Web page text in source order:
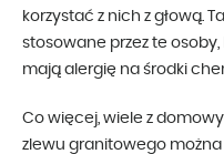
korzystać z nich z głową.
stosowane przez te
mają alergię na środki
Co więcej, wiele z
zlewu granitowego można